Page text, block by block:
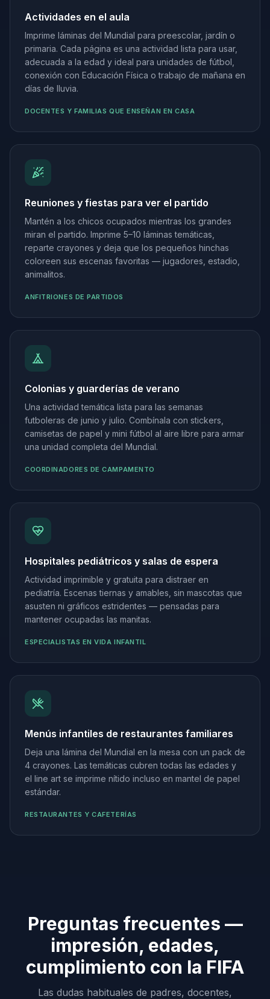
Actividades en el aula
Imprime láminas del Mundial para preescolar, jardín o
primaria. Cada página es una actividad lista para usar,
adecuada a la edad y ideal para unidades de fútbol,
conexión con Educación Física o trabajo de mañana en
días de lluvia.
DOCENTES Y FAMILIAS QUE ENSEÑAN EN CASA
Reuniones y fiestas para ver el partido
Mantén a los chicos ocupados mientras los grandes
miran el partido. Imprime 5–10 láminas temáticas,
reparte crayones y deja que los pequeños hinchas
coloreen sus escenas favoritas — jugadores, estadio,
animalitos.
ANFITRIONES DE PARTIDOS
Colonias y guarderías de verano
Una actividad temática lista para las semanas
futboleras de junio y julio. Combínala con stickers,
camisetas de papel y mini fútbol al aire libre para armar
una unidad completa del Mundial.
COORDINADORES DE CAMPAMENTO
Hospitales pediátricos y salas de espera
Actividad imprimible y gratuita para distraer en
pediatría. Escenas tiernas y amables, sin mascotas que
asusten ni gráficos estridentes — pensadas para
mantener ocupadas las manitas.
ESPECIALISTAS EN VIDA INFANTIL
Menús infantiles de restaurantes familiares
Deja una lámina del Mundial en la mesa con un pack de
4 crayones. Las temáticas cubren todas las edades y
el line art se imprime nítido incluso en mantel de papel
estándar.
RESTAURANTES Y CAFETERÍAS
Preguntas frecuentes —
impresión, edades,
cumplimiento con la FIFA
Las dudas habituales de padres, docentes,